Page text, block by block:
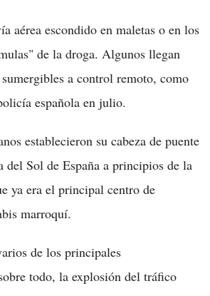
aérea escondido en maletas o en los
de la droga. Algunos llegan
a control remoto, como
española en julio.
establecieron su cabeza de puente
del Sol de España a principios de la
ya era el principal centro de
marroquí.
de los principales
todo, la explosión del tráfico